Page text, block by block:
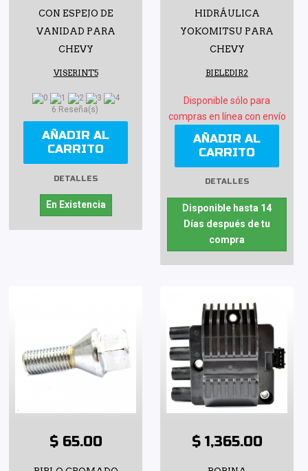
CON ESPEJO DE
VANIDAD PARA
CHEVY
VISERINT5
6 Reseña(s)
AÑADIR AL
CARRITO
DETALLES
En Existencia
HIDRÁULICA
YOKOMITSU PARA
CHEVY
BIELEDIR2
Disponible sólo para
compras en línea con envío
AÑADIR AL
CARRITO
DETALLES
Disponible hasta 14
Días después de tu
compra
$ 65.00 $ 1,365.00